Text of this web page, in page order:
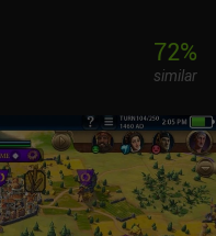
72%
similar